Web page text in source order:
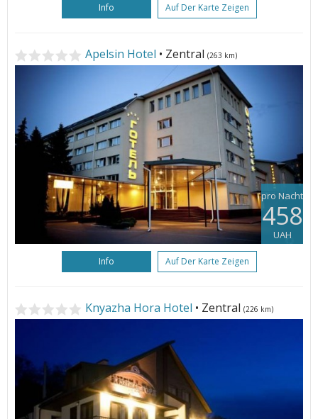
Info Auf Der Karte Zeigen
Apelsin Hotel • Zentral (263 km)
pro Nacht
458
UAH
Info Auf Der Karte Zeigen
Knyazha Hora Hotel • Zentral (226 km)